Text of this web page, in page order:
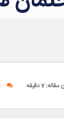
7 دقیقه